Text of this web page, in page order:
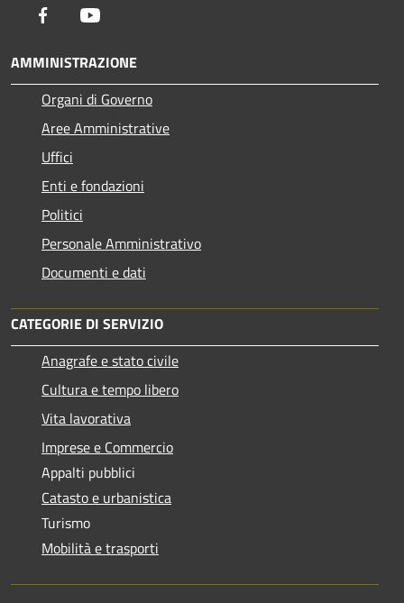
Facebook
AMMINISTRAZIONE
Organi di Governo
Aree Amministrative
Uffici
Enti e fondazioni
Politici
Personale Amministrativo
Documenti e dati
CATEGORIE DI SERVIZIO
Anagrafe e stato civile
Cultura e tempo libero
Vita lavorativa
Imprese e Commercio
Appalti pubblici
Catasto e urbanistica
Turismo
Mobilità e trasporti